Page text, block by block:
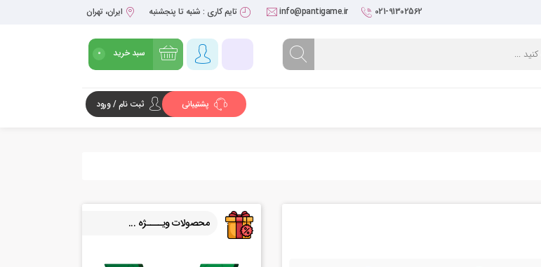
021-91302562
info@pantigame.ir تایم کاری : شنبه تا پنجشنبه ایران، تهران
سبد خرید 0
پشتیبانی ثبت نام / ورود
محصولات ویــــژه ...